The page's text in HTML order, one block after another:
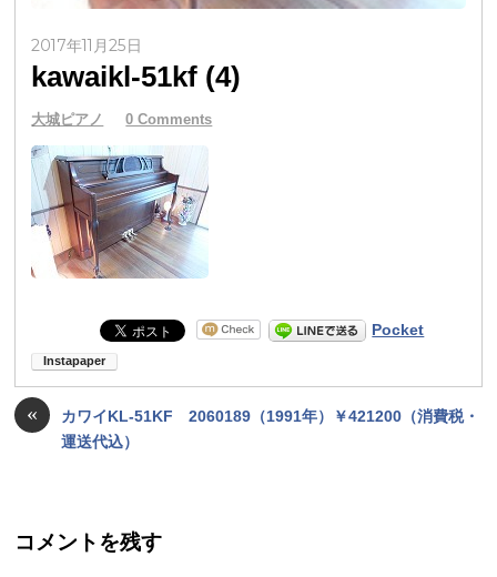
2017年11月25日
kawaikl-51kf (4)
大城ピアノ 0 Comments
Pocket
«
カワイKL-51KF 2060189（1991年）￥421200（消費税・
運送代込）
コメントを残す